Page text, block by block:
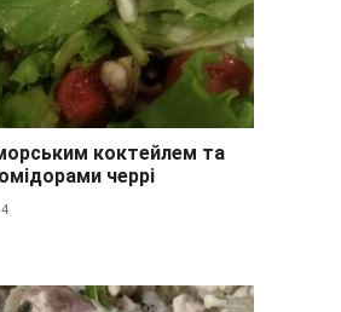
коктейлем та
черрі
4